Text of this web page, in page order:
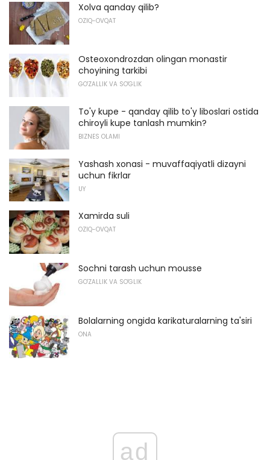
Xolva qanday qilib?
OZIQ-OVQAT
Osteoxondrozdan olingan monastir
choyining tarkibi
GO'ZALLIK VA SO'GLIK
To'y kupe - qanday qilib to'y liboslari ostida
chiroyli kupe tanlash mumkin?
BIZNES OLAMI
Yashash xonasi - muvaffaqiyatli dizayni
uchun fikrlar
UY
Xamirda suli
OZIQ-OVQAT
Sochni tarash uchun mousse
GO'ZALLIK VA SO'GLIK
Bolalarning ongida karikaturalarning ta'siri
ONA
ad